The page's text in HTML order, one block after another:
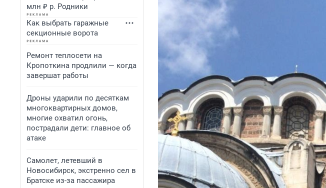
млн ₽ р. Родники
Как выбрать гаражные
секционные ворота
Ремонт теплосети на
Кропоткина продлили — когда
завершат работы
Дроны ударили по десяткам
многоквартирных домов,
многие охватил огонь,
пострадали дети: главное об
атаке
Самолет, летевший в
Новосибирск, экстренно сел в
Братске из-за пассажира